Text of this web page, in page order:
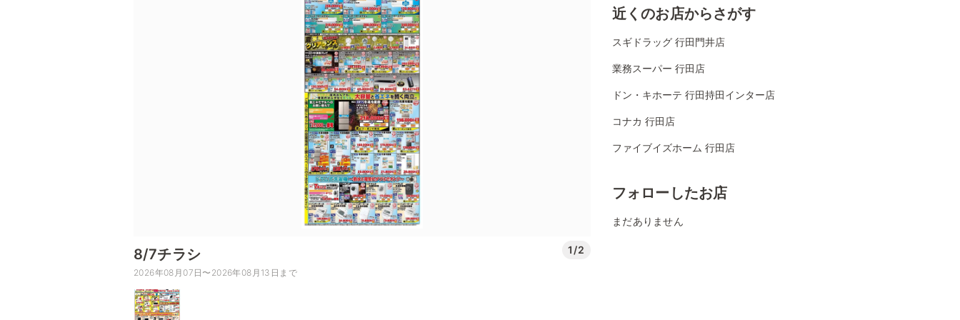
8/7チラシ 1/2
2026年08月07日〜2026年08月13日まで
近くのお店からさがす
スギドラッグ 行田門井店
業務スーパー 行田店
ドン・キホーテ 行田持田インター店
コナカ 行田店
ファイブイズホーム 行田店
フォローしたお店
まだありません